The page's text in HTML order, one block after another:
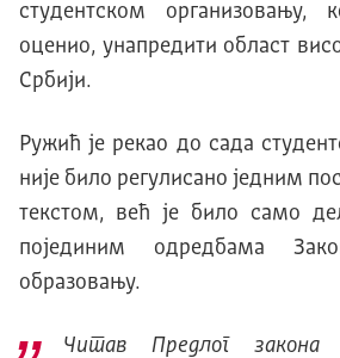
студентском организовању,
оценио, унапредити област
Србији.
Ружић је рекао до сада
није било регулисано једним
текстом, већ је било само
појединим одредбама
образовању.
Читав Предлог закона